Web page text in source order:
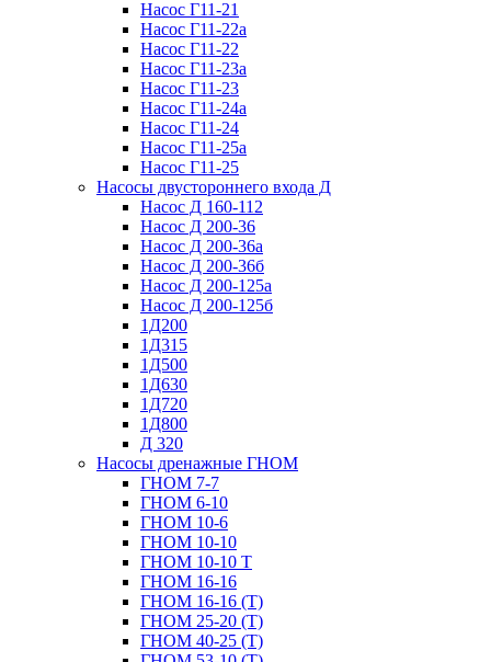
Насос Г11-21
Насос Г11-22а
Насос Г11-22
Насос Г11-23а
Насос Г11-23
Насос Г11-24а
Насос Г11-24
Насос Г11-25а
Насос Г11-25
Насосы двустороннего входа Д
Насос Д 160-112
Насос Д 200-36
Насос Д 200-36а
Насос Д 200-36б
Насос Д 200-125а
Насос Д 200-125б
1Д200
1Д315
1Д500
1Д630
1Д720
1Д800
Д 320
Насосы дренажные ГНОМ
ГНОМ 7-7
ГНОМ 6-10
ГНОМ 10-6
ГНОМ 10-10
ГНОМ 10-10 Т
ГНОМ 16-16
ГНОМ 16-16 (Т)
ГНОМ 25-20 (Т)
ГНОМ 40-25 (Т)